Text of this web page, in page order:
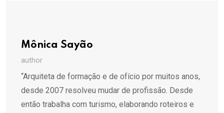
Mônica Sayão
author
“Arquiteta de formação e de ofício por muitos anos,
desde 2007 resolveu mudar de profissão. Desde
então trabalha com turismo, elaborando roteiros e